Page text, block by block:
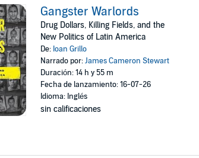
Gangster Warlords
Drug Dollars, Killing Fields, and the
New Politics of Latin America
De: Ioan Grillo
Narrado por:James Cameron Stewart
Duración: 14 h y 55 m
Fecha de lanzamiento: 16-07-26
Idioma: Inglés
sin calificaciones